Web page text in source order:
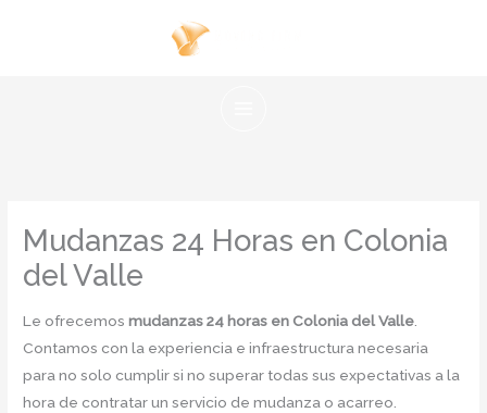
Mudanzas 24 Horas en Colonia
del Valle
Le ofrecemos mudanzas 24 horas en Colonia del Valle
Contamos con la experiencia e infraestructura necesaria
para no solo cumplir si no superar todas sus expectativas a la
hora de contratar un servicio de mudanza o acarreo.